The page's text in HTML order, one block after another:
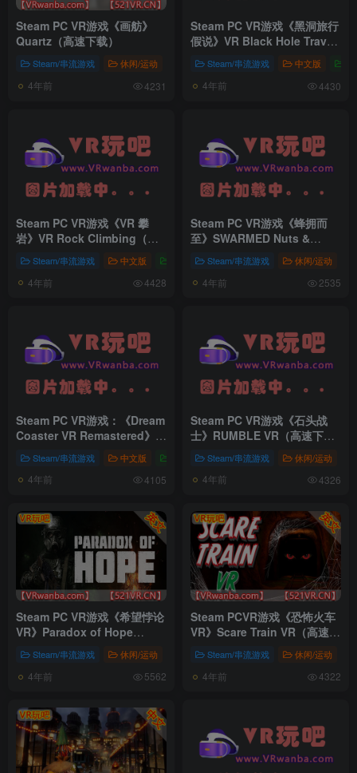
Steam PC VR游戏《画舫》
Quartz（高速下载）
Steam/串流游戏 休闲/运动 塔防/策略
4年前 4231
Steam PC VR游戏《黑洞旅行
假说》VR Black Hole Travel
Hypothesis（高速下载）
Steam/串流游戏 中文版
4年前 4430
Steam PC VR游戏《VR 攀
岩》VR Rock Climbing（高
Steam/串流游戏 中文版 中文版
4年前 4428
Steam PC VR游戏《蜂拥而
至》SWARMED Nuts &
Bolts（高速下载）
Steam/串流游戏 休闲/运动
4年前 2535
Steam PC VR游戏：《Dream
Coaster VR Remastered》梦
幻过山车(高速下载）
Steam/串流游戏 中文版 中文版
4年前 4105
Steam PC VR游戏《石头战
士》RUMBLE VR（高速下
Steam/串流游戏 休闲/运动
4年前 4326
Steam PC VR游戏《希望悖论
VR》Paradox of Hope
VR（高速下载）
Steam/串流游戏 休闲/运动 冒险/动作
4年前 5562
Steam PCVR游戏《恐怖火车
VR》Scare Train VR（高速下
载）Steam/串流游戏 休闲/运动
4年前 4322